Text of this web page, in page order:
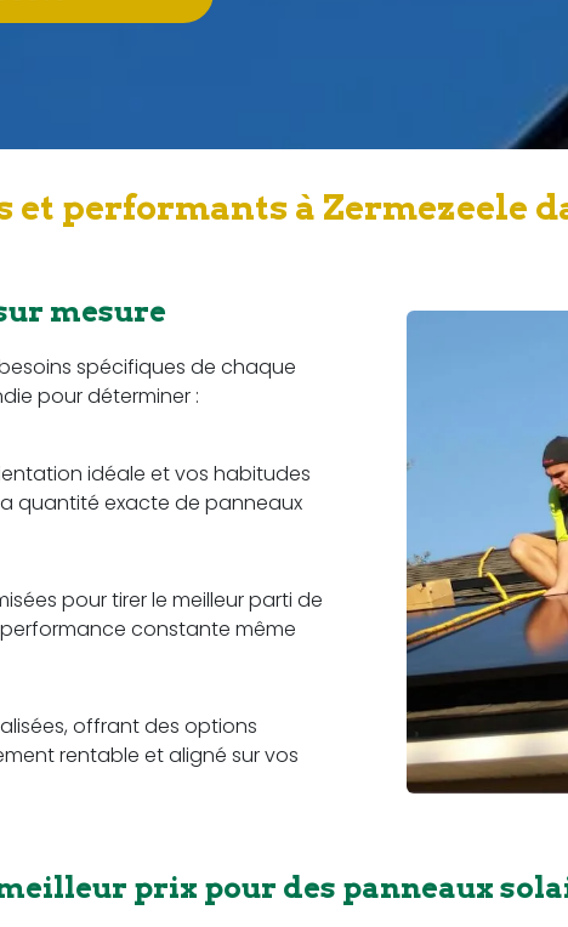
et performants à Zermezeele
mesure
spécifiques de chaque
pour déterminer :
idéale et vos habitudes
quantité exacte de panneaux
pour tirer le meilleur parti de
constante même
offrant des options
rentable et aligné sur vos
prix pour des panneaux